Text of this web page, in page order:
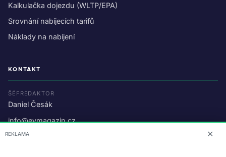
Kalkulačka dojezdu (WLTP/EPA)
Srovnání nabíjecích tarifů
Náklady na nabíjení
KONTAKT
ŠÉFREDAKTOR
Daniel Česák
info@evmagazin.cz
O nás
REKLAMA ✕